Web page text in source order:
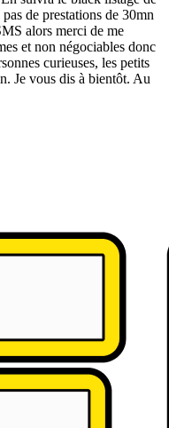
de prestations de 30mn
alors merci de me
et non négociables donc
curieuses, les petits
Je vous dis à bientôt. Au